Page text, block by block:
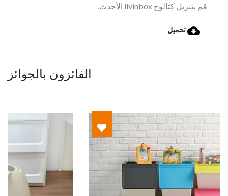
قم بتنزيل كتالوج livinbox الأحدث.
تحميل
الفائزون بالجوائز